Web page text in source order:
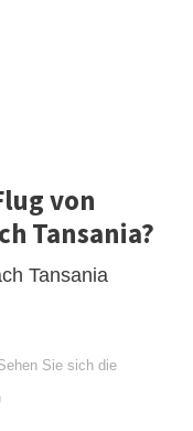
von
Tansania?
Tansania
Sie sich die